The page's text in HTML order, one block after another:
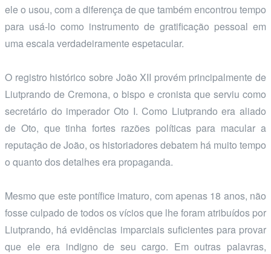
ele o usou, com a diferença de que também encontrou tempo
para usá-lo como instrumento de gratificação pessoal em
uma escala verdadeiramente espetacular.
O registro histórico sobre João XII provém principalmente de
Liutprando de Cremona, o bispo e cronista que serviu como
secretário do imperador Oto I. Como Liutprando era aliado
de Oto, que tinha fortes razões políticas para macular a
reputação de João, os historiadores debatem há muito tempo
o quanto dos detalhes era propaganda.
Mesmo que este pontífice imaturo, com apenas 18 anos, não
fosse culpado de todos os vícios que lhe foram atribuídos por
Liutprando, há evidências imparciais suficientes para provar
que ele era indigno de seu cargo. Em outras palavras,